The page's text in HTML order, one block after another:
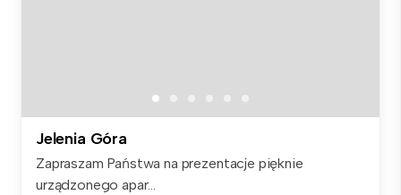
Jelenia Góra
Zapraszam Państwa na prezentacje pięknie
urządzonego apar...